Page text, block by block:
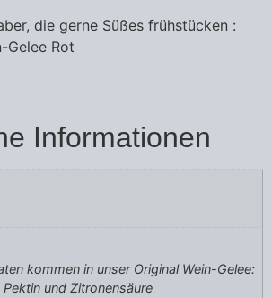
die gerne Süßes frühstücken :
Gelee Rot
Informationen
kommen in unser Original Wein-Gelee:
Pektin und Zitronensäure